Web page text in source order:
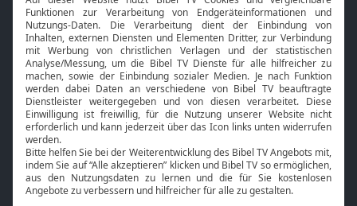
Neuigkeiten
Smart TV
HbbTV
Bibelthek Online-Bibel
Nächster Gottesdienst
Bibel TV
Über uns
Jobs
Service
Kontakt
TV-Empfang